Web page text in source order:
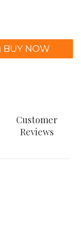
BUY NOW
Customer
Reviews